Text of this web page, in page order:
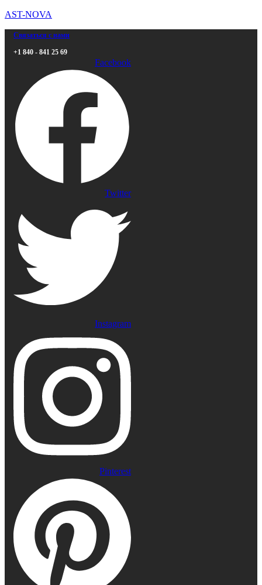
AST-NOVA
Связаться с нами
+1 840 - 841 25 69
Facebook
Twitter
Instagram
Pinterest